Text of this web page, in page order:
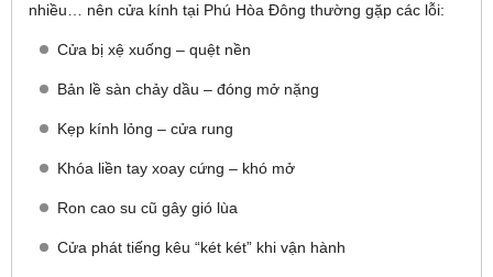
nhiều… nên cửa kính tại Phú Hòa Đông thường gặp các lỗi:
Cửa bị xệ xuống – quệt nền
Bản lề sàn chảy dầu – đóng mở nặng
Kẹp kính lỏng – cửa rung
Khóa liền tay xoay cứng – khó mở
Ron cao su cũ gây gió lùa
Cửa phát tiếng kêu “két két” khi vận hành